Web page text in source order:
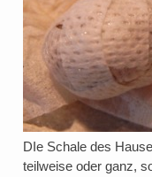
DIe Schale des
teilweise oder ganz,